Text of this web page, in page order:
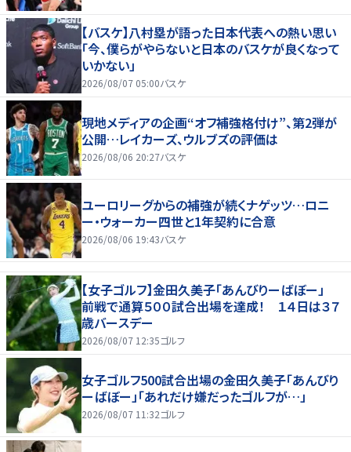
【バスケ】八村塁が語った日本代表への熱い思い
「今、僕らがやらないと日本のバスケが良くなって
いかない」
2026/08/07 05:00バスケ
現地メディアの企画“オフ補強格付け”、第2弾が
公開…レイカーズ、ウルブズの評価は
2026/08/06 20:27バスケ
ユーロリーグからの補強が続くナゲッツ…ロニ
ー・ウォーカー四世と1年契約に合意
2026/08/06 19:43バスケ
【女子ゴルフ】金田久美子「あんびりーばぼー」
前戦で通算５００試合出場を達成！ １４日は３７
歳バースデー
2026/08/07 12:35ゴルフ
女子ゴルフ500試合出場の金田久美子「あんびり
ーばぼー」「あれだけ嫌だったゴルフが…」
2026/08/07 11:32ゴルフ